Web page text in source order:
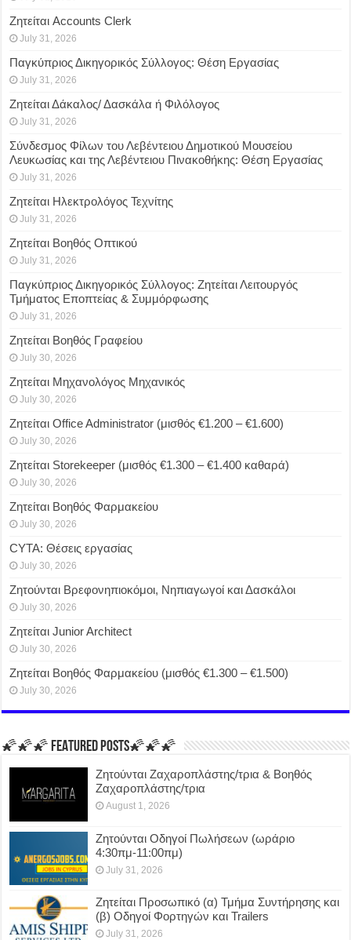
Ζητείται Accounts Clerk
July 31, 2026
Παγκύπριος Δικηγορικός Σύλλογος: Θέση Εργασίας
July 31, 2026
Ζητείται Δάκαλος/ Δασκάλα ή Φιλόλογος
July 31, 2026
Σύνδεσμος Φίλων του Λεβέντειου Δημοτικού Μουσείου
Λευκωσίας και της Λεβέντειου Πινακοθήκης: Θέση Εργασίας
July 31, 2026
Ζητείται Ηλεκτρολόγος Τεχνίτης
July 31, 2026
Ζητείται Βοηθός Οπτικού
July 31, 2026
Παγκύπριος Δικηγορικός Σύλλογος: Ζητείται Λειτουργός
Τμήματος Εποπτείας & Συμμόρφωσης
July 31, 2026
Ζητείται Βοηθός Γραφείου
July 30, 2026
Ζητείται Μηχανολόγος Μηχανικός
July 30, 2026
Ζητείται Office Administrator (μισθός €1.200 – €1.600)
July 30, 2026
Ζητείται Storekeeper (μισθός €1.300 – €1.400 καθαρά)
July 30, 2026
Ζητείται Βοηθός Φαρμακείου
July 30, 2026
CYTA: Θέσεις εργασίας
July 30, 2026
Ζητούνται Βρεφονηπιοκόμοι, Νηπιαγωγοί και Δασκάλοι
July 30, 2026
Ζητείται Junior Architect
July 30, 2026
Ζητείται Βοηθός Φαρμακείου (μισθός €1.300 – €1.500)
July 30, 2026
🌠🌠🌠 FEATURED POSTS🌠🌠🌠
Ζητούνται Ζαχαροπλάστης/τρια & Βοηθός
Ζαχαροπλάστης/τρια
August 1, 2026
Ζητούνται Οδηγοί Πωλήσεων (ωράριο
4:30πμ-11:00πμ)
July 31, 2026
Ζητείται Προσωπικό (α) Τμήμα Συντήρησης και
(β) Οδηγοί Φορτηγών και Trailers
July 31, 2026